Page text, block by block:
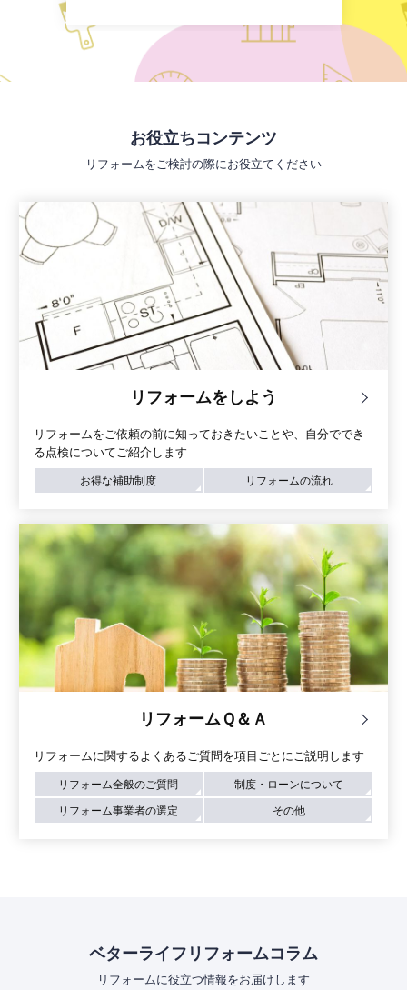
お役立ちコンテンツ
リフォームをご検討の際にお役立てください
リフォームをしよう
リフォームをご依頼の前に知っておきたいことや、自分ででき
る点検についてご紹介します
お得な補助制度 リフォームの流れ
リフォームＱ＆Ａ
リフォームに関するよくあるご質問を項目ごとにご説明します
リフォーム全般のご質問
制度・ローンについて
リフォーム事業者の選定
その他
ベターライフリフォームコラム
リフォームに役立つ情報をお届けします